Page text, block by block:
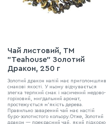
Чай листовий, ТМ
"Teahouse" Золотий
Дракон, 250 г
Золотий дракон напій має
смакові якості. У ньому відчувається
злегка терпкий смак і насичений медово-
горіховий, мигдальний аромат,
простежується м’якість дерева.
Правильно заварений чай має настій
буро-золотистого кольору.Отже, Золотий
дракон — прекрасний чай, який